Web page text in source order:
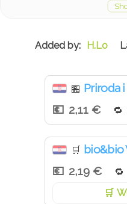
H.Lo
🏪 Priroda
2,11 €
🛒 bio&bio
2,19 €